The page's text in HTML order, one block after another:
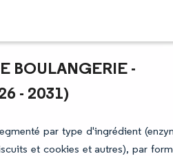
BOULANGERIE -
- 2031)
par type d'ingrédient
et cookies et autres), par